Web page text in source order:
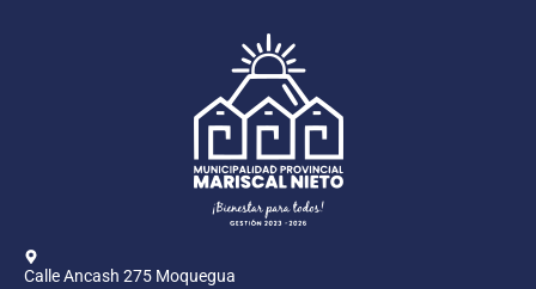
Calle Ancash 275 Moquegua